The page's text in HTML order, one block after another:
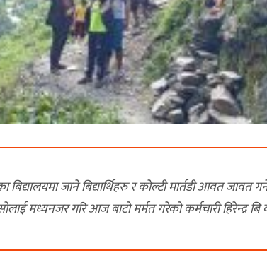
जाने बिद्यार्थिहरु र काेल्टी मार्तडी आवत जावत
मध्यनजर गरि आज बाटाे मर्मत गरेकाे कर्मचारी हिरेन्द्र